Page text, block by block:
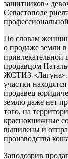
защитников»
Севастополе
По словам
о продаже земли
привлекательной
продавцом
ЖСТИЗ «Лагуна».
участки
продавец
землю даже нет
того, на
краснокнижные
выпилены и
производства
Заподозрив